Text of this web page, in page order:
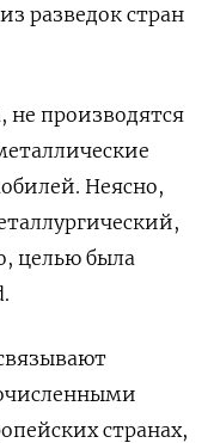
разведок стран
не производятся
Неясно,
целью была
странах,